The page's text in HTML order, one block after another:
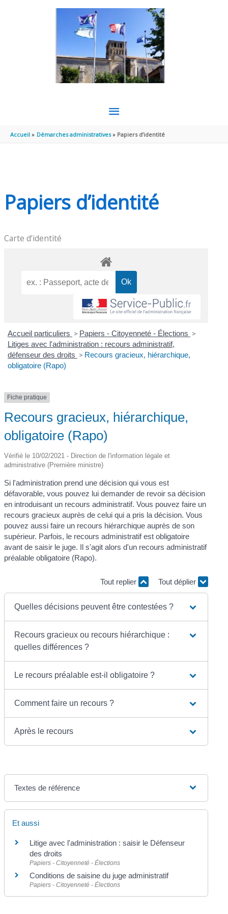
MENU
PRINCIPAL
Accueil Démarches administratives Papiers d’identité
Papiers d’identité
Carte d’identité
Accueil particuliers > Papiers - Citoyenneté - Élections >
Litiges avec l'administration : recours administratif,
défenseur des droits > Recours gracieux, hiérarchique,
obligatoire (Rapo)
Fiche pratique
Recours gracieux, hiérarchique,
obligatoire (Rapo)
Vérifié le 10/02/2021 - Direction de l'information légale et
administrative (Première ministre)
Si l'administration prend une décision qui vous est
défavorable, vous pouvez lui demander de revoir sa décision
en introduisant un recours administratif. Vous pouvez faire un
recours gracieux auprès de celui qui a pris la décision. Vous
pouvez aussi faire un recours hiérarchique auprès de son
supérieur. Parfois, le recours administratif est obligatoire
avant de saisir le juge. Il s'agit alors d'un recours administratif
préalable obligatoire (Rapo).
Tout replier Tout déplier
Quelles décisions peuvent être contestées ?
Recours gracieux ou recours hiérarchique :
quelles différences ?
Le recours préalable est-il obligatoire ?
Comment faire un recours ?
Après le recours
Textes de référence
Et aussi
Litige avec l'administration : saisir le Défenseur
des droits
Papiers - Citoyenneté - Élections
Conditions de saisine du juge administratif
Papiers - Citoyenneté - Élections